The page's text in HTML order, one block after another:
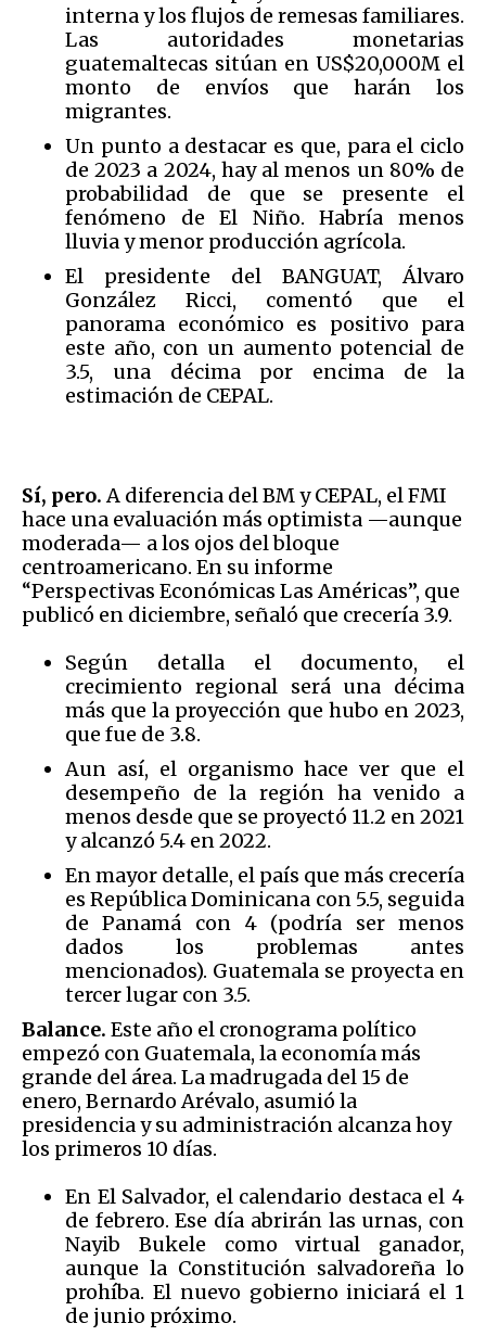
interna y los flujos de remesas familiares.
Las autoridades monetarias
guatemaltecas sitúan en US$20,000M el
monto de envíos que harán los
migrantes.
Un punto a destacar es que, para el ciclo
de 2023 a 2024, hay al menos un 80% de
probabilidad de que se presente el
fenómeno de El Niño. Habría menos
lluvia y menor producción agrícola.
El presidente del BANGUAT, Álvaro
González Ricci, comentó que el
panorama económico es positivo para
este año, con un aumento potencial de
3.5, una décima por encima de la
estimación de CEPAL.
Sí, pero.A diferencia del BM y CEPAL, el FMI
hace una evaluación más optimista —aunque
moderada— a los ojos del bloque
centroamericano. En su informe
“Perspectivas Económicas Las Américas”, que
publicó en diciembre, señaló que crecería 3.9.
Según detalla el documento, el
crecimiento regional será una décima
más que la proyección que hubo en 2023,
que fue de 3.8.
Aun así, el organismo hace ver que el
desempeño de la región ha venido a
menos desde que se proyectó 11.2 en 2021
y alcanzó 5.4 en 2022.
En mayor detalle, el país que más crecería
es República Dominicana con 5.5, seguida
de Panamá con 4 (podría ser menos
dados los problemas antes
mencionados). Guatemala se proyecta en
tercer lugar con 3.5.
Balance. Este año el cronograma político
empezó con Guatemala, la economía más
grande del área. La madrugada del 15 de
enero, Bernardo Arévalo, asumió la
presidencia y su administración alcanza hoy
los primeros 10 días.
En El Salvador, el calendario destaca el 4
de febrero. Ese día abrirán las urnas, con
Nayib Bukele como virtual ganador,
aunque la Constitución salvadoreña lo
prohíba. El nuevo gobierno iniciará el 1
de junio próximo.